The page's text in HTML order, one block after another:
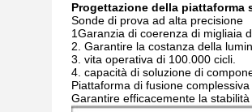
Progettazione della piattaforma
Sonde di prova ad alta precisione
1Garanzia di coerenza di migliaia
2. Garantire la costanza della
3. vita operativa di 100.000 cicli.
4. capacità di soluzione di
Piattaforma di fusione complessiva
Garantire efficacemente la